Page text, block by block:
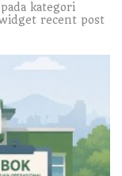
kategori
recent post